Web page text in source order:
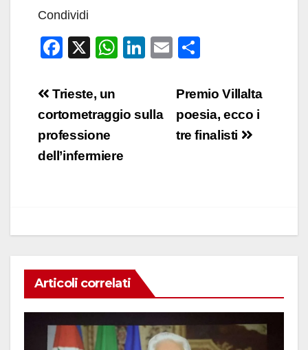
Condividi
F
c
e
b
o
X
W
s
p
Li
e
E
ail n
di
vi
Navigazione
articoli
Premio Villalta
poesia, ecco i
tre finalisti
Trieste, un
cortometraggio sulla
professione
dell’infermiere
Articoli correlati